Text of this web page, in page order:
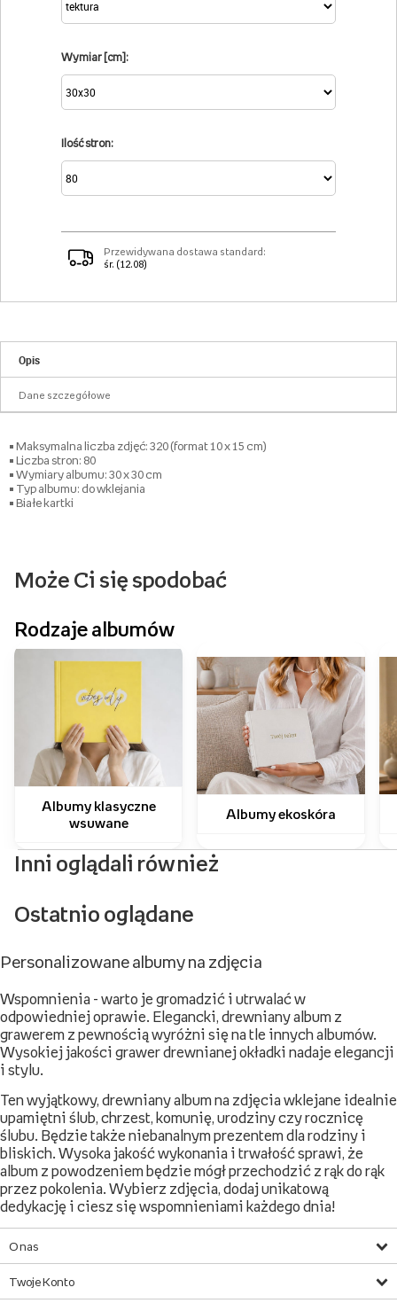
Wymiar [cm]:
Ilość stron:
Przewidywana dostawa standard:
śr. (12.08)
Opis
Dane szczegółowe
• Maksymalna liczba zdjęć: 320 (format 10 x 15 cm)
• Liczba stron: 80
• Wymiary albumu: 30 x 30 cm
• Typ albumu: do wklejania
• Białe kartki
Może Ci się spodobać
Rodzaje albumów
Albumy klasyczne
Inni oglądali również
Personalizowane albumy na zdjęcia
Wspomnienia - warto je gromadzić i utrwalać w
odpowiedniej oprawie. Elegancki, drewniany album z
grawerem z pewnością wyróżni się na tle innych albumów.
Wysokiej jakości grawer drewnianej okładki nadaje elegancji
i stylu.
Ten wyjątkowy, drewniany album na zdjęcia wklejane idealnie
upamiętni ślub, chrzest, komunię, urodziny czy rocznicę
ślubu. Będzie także niebanalnym prezentem dla rodziny i
bliskich. Wysoka jakość wykonania i trwałość sprawi, że
album z powodzeniem będzie mógł przechodzić z rąk do rąk
przez pokolenia. Wybierz zdjęcia, dodaj unikatową
O nas